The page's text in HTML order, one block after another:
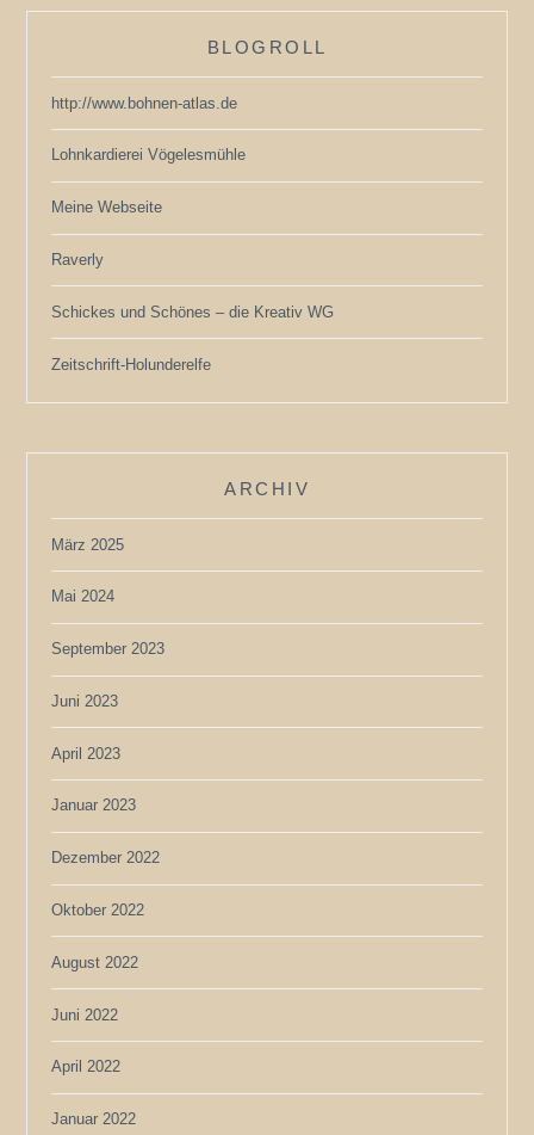
BLOGROLL
http://www.bohnen-atlas.de
Lohnkardierei Vögelesmühle
Meine Webseite
Raverly
Schickes und Schönes – die Kreativ WG
Zeitschrift-Holunderelfe
ARCHIV
März 2025
Mai 2024
September 2023
Juni 2023
April 2023
Januar 2023
Dezember 2022
Oktober 2022
August 2022
Juni 2022
April 2022
Januar 2022